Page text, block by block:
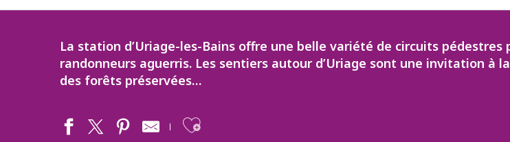
La station d’Uriage-les-Bains offre une belle variété de circuits
randonneurs aguerris. Les sentiers autour d’Uriage sont une invitation à
des forêts préservées…
Ajouter aux favoris